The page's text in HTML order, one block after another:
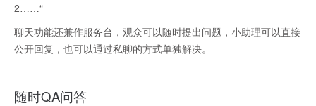
2……“
聊天功能还兼作服务台，观众可以随时提出问题，小助理可以直接
公开回复，也可以通过私聊的方式单独解决。
随时QA问答